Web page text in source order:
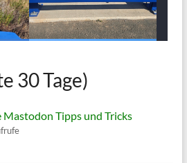
30 Tage)
Mastodon Tipps und Tricks